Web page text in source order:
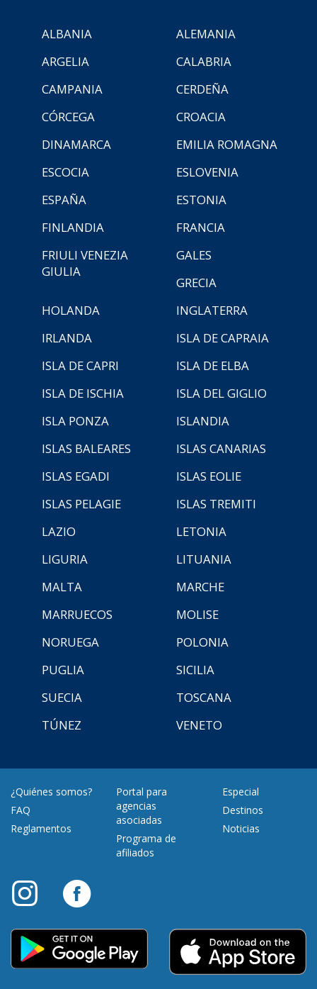
ALBANIA
ALEMANIA
ARGELIA
CALABRIA
CAMPANIA
CERDEÑA
CÓRCEGA
CROACIA
DINAMARCA
EMILIA ROMAGNA
ESCOCIA
ESLOVENIA
ESPAÑA
ESTONIA
FINLANDIA
FRANCIA
FRIULI VENEZIA
GIULIA
GALES
GRECIA
HOLANDA
INGLATERRA
IRLANDA
ISLA DE CAPRAIA
ISLA DE CAPRI
ISLA DE ELBA
ISLA DE ISCHIA
ISLA DEL GIGLIO
ISLA PONZA
ISLANDIA
ISLAS BALEARES
ISLAS CANARIAS
ISLAS EGADI
ISLAS EOLIE
ISLAS PELAGIE
ISLAS TREMITI
LAZIO
LETONIA
LIGURIA
LITUANIA
MALTA
MARCHE
MARRUECOS
MOLISE
NORUEGA
POLONIA
PUGLIA
SICILIA
SUECIA
TOSCANA
TÚNEZ
VENETO
¿Quiénes somos?
FAQ
Reglamentos
Portal para
agencias
asociadas
Programa de
afiliados
Especial
Destinos
Noticias